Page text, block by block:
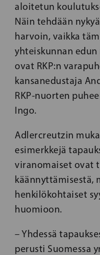
aloitetun
Näin tehdään
harvoin, vaikka
yhteiskunnan
ovat RKP:n
kansanedustaja
RKP-nuorten
Ingo.
Adlercreutzin
esimerkkejä
viranomaiset ovat
käännyttämisestä,
henkilökohtaiset
huomioon.
– Yhdessä
perusti Suomessa